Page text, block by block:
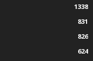
1338
831
826
624